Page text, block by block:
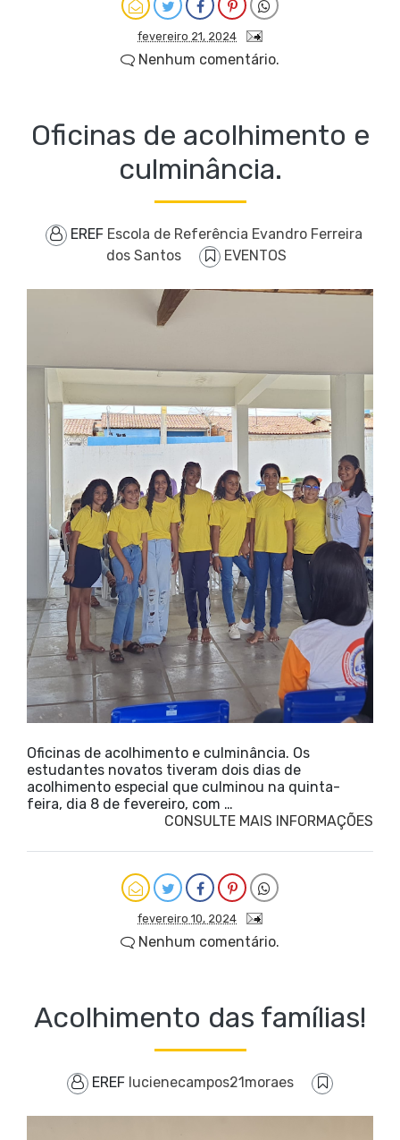
fevereiro 21, 2024
Nenhum comentário.
Oficinas de acolhimento e
culminância.
EREF Escola de Referência Evandro Ferreira
dos Santos
EVENTOS
Oficinas de acolhimento e culminância. Os
estudantes novatos tiveram dois dias de
acolhimento especial que culminou na quinta-
feira, dia 8 de fevereiro, com …
CONSULTE MAIS INFORMAÇÕES
fevereiro 10, 2024
Nenhum comentário.
Acolhimento das famílias!
EREF lucienecampos21moraes